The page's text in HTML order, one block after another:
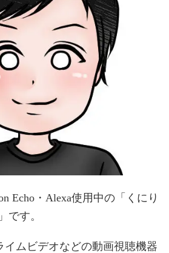
Echo・Alexa使用中の「くにり
です。
イムビデオなどの動画視聴機器